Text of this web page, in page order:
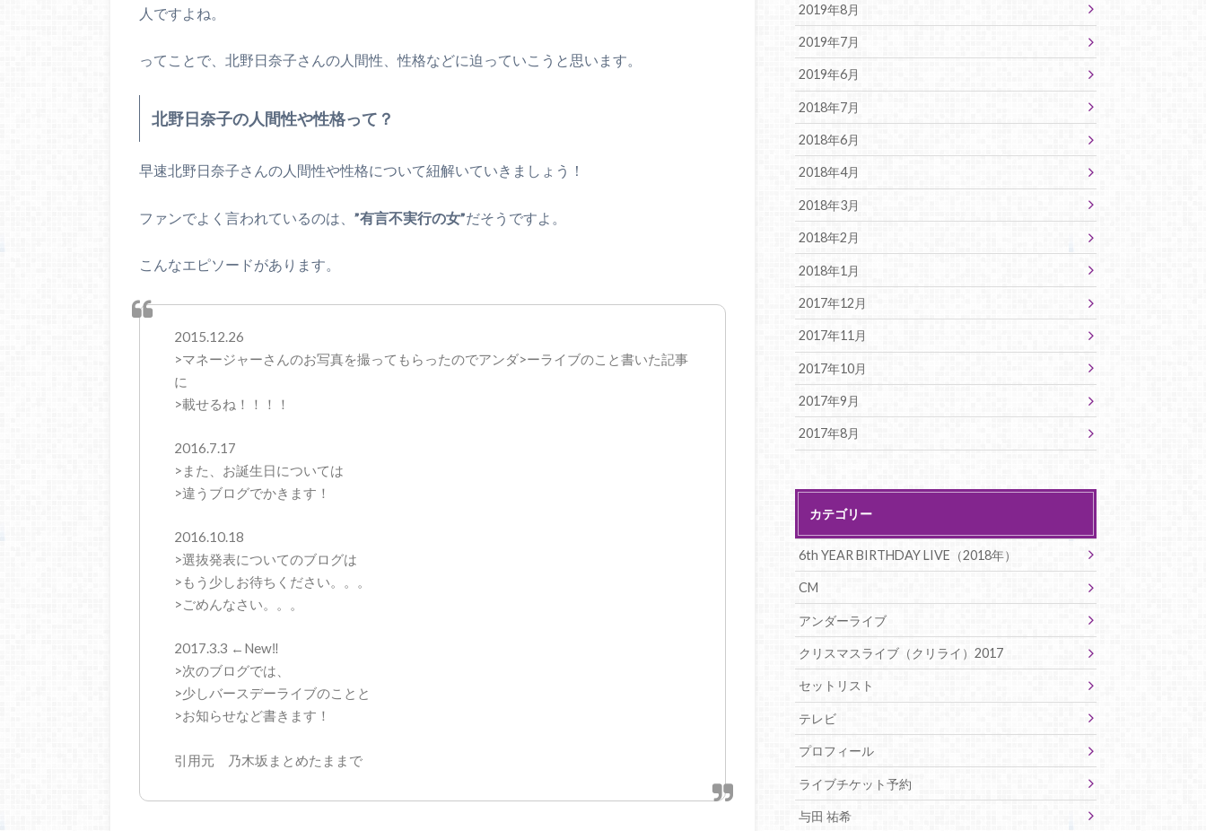
人ですよね。
ってことで、北野日奈子さんの人間性、性格などに迫っていこうと思います。
北野日奈子の人間性や性格って？
早速北野日奈子さんの人間性や性格について紐解いていきましょう！
ファンでよく言われているのは、 ”有言不実行の女”だそうですよ。
こんなエピソードがあります。
2015.12.26
>マネージャーさんのお写真を撮ってもらったのでアンダ>ーライブのこと書いた記事
に
>載せるね！！！！
2016.7.17
>また、お誕生日については
>違うブログでかきます！
2016.10.18
>選抜発表についてのブログは
>もう少しお待ちください。。。
>ごめんなさい。。。
2017.3.3 ←New‼️
>次のブログでは、
>少しバースデーライブのことと
>お知らせなど書きます！
引用元 乃木坂まとめたままで
2019年8月
2019年7月
2019年6月
2018年7月
2018年6月
2018年4月
2018年3月
2018年2月
2018年1月
2017年12月
2017年11月
2017年10月
2017年9月
2017年8月
カテゴリー
6th YEAR BIRTHDAY LIVE（2018年）
CM
アンダーライブ
クリスマスライブ（クリライ）2017
セットリスト
テレビ
プロフィール
ライブチケット予約
与田 祐希